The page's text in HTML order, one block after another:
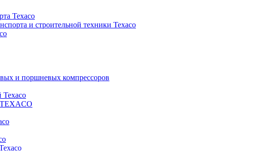
Texaco
и строительной техники Texaco
и поршневых компрессоров
Texaco